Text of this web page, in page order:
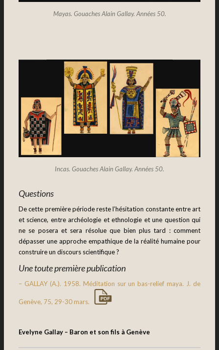
Mayas. Gouaches Alain Gallay. Années 50.
Incas. Gouaches Alain Gallay. Années 50.
Questions
De cette première période reste l’hésitation constante entre art
et science, entre archéologie et ethnologie et une question qui
ne se posera et sera résolue que bien plus tard : comment
dépasser une approche empathique de la réalité humaine pour
construire un discours scientifique ?
Une toute première publication
– GALLAY (A.). 1958. Méditation sur un bas-relief maya. J. de
Genève, 75, 29-30 mars.
Evelyne Gallay – Baron et son fils à Genève